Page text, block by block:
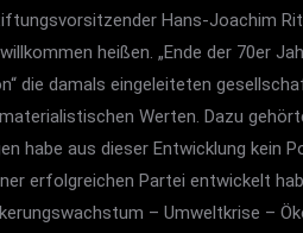
Hans-Joachim
heißen. „Ende der 70er
die damals eingeleiteten
Werten. Dazu
habe aus dieser Entwicklung
erfolgreichen Partei entwickelt
– Umweltkrise –